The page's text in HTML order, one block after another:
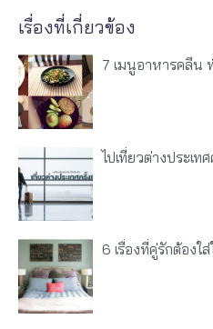
เรื่องที่เกี่ยวข้อง
7 เมนูอาหารคลีน
ไปเที่ยวต่างประเท
6 เรื่องที่คู่รักต้องใ